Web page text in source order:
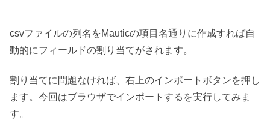
csvファイルの列名をMauticの項目名通りに作成すれば自
動的にフィールドの割り当てがされます。
割り当てに問題なければ、右上のインポートボタンを押し
ます。今回はブラウザでインポートするを実行してみま
す。